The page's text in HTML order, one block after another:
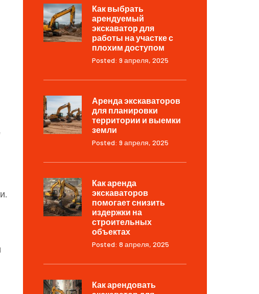
Как выбрать
арендуемый
экскаватор для
работы на участке с
плохим доступом
Posted: 9 апреля, 2025
Аренда экскаваторов
для планировки
территории и выемки
земли
Posted: 9 апреля, 2025
Как аренда
экскаваторов
помогает снизить
издержки на
строительных
объектах
Posted: 8 апреля, 2025
Как арендовать